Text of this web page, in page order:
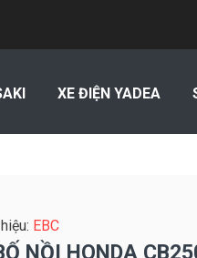
XE ĐIỆN YADEA
EBC
NỒI HONDA